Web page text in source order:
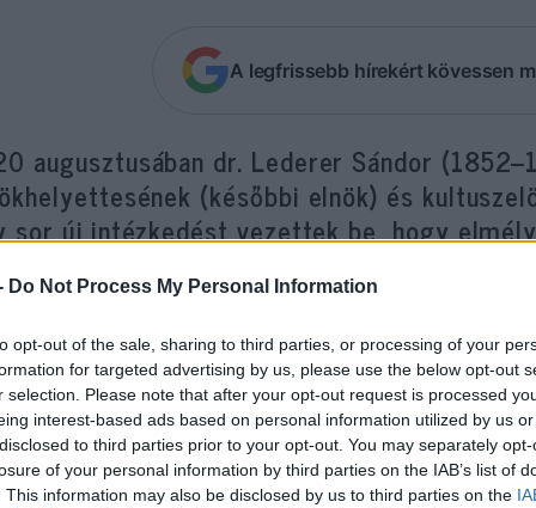
Do Not Process My Personal Information
opt-out of the sale, sharing to third parties, or processing of your
for targeted advertising by us, please use the below opt-out
selection. Please note that after your opt-out request is processed
interest-based ads based on personal information utilized by us
to third parties prior to your opt-out. You may separately
of your personal information by third parties on the IAB’s list of
This information may also be disclosed by us to third parties on the
A legfrissebb hírekért kövessen
augusztusában dr. Lederer Sándor
(későbbi elnök) és
sor új intézkedést vezettek be, hogy
a hitéletet – írja Cseh Viktor a
a pesti neológia konzervatív
a Dohány utcai nagytemplomba,
járt.